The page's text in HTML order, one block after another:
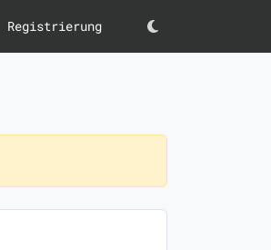
Registrierung Darkmode